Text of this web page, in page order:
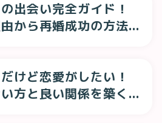
出会い完全ガイド！
から再婚成功の方法
けど恋愛がしたい！
方と良い関係を築く